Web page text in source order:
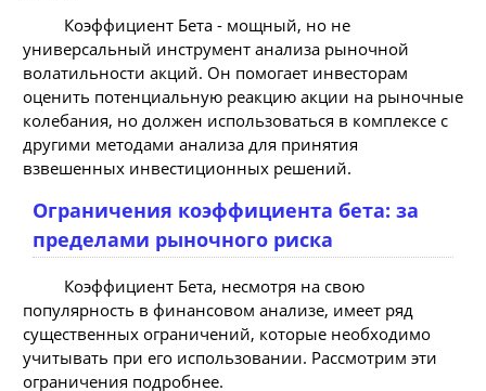
Коэффициент Бета - мощный, но не
универсальный инструмент анализа рыночной
волатильности акций. Он помогает инвесторам
оценить потенциальную реакцию акции на рыночные
колебания, но должен использоваться в комплексе с
другими методами анализа для принятия
взвешенных инвестиционных решений.
Ограничения коэффициента бета: за
пределами рыночного риска
Коэффициент Бета, несмотря на свою
популярность в финансовом анализе, имеет ряд
существенных ограничений, которые необходимо
учитывать при его использовании. Рассмотрим эти
ограничения подробнее.